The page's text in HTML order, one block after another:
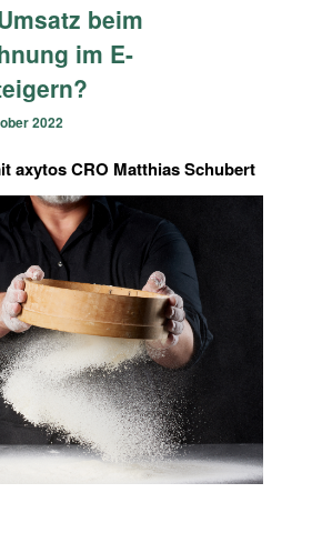
beim
im E-
2022
axytos CRO Matthias Schubert